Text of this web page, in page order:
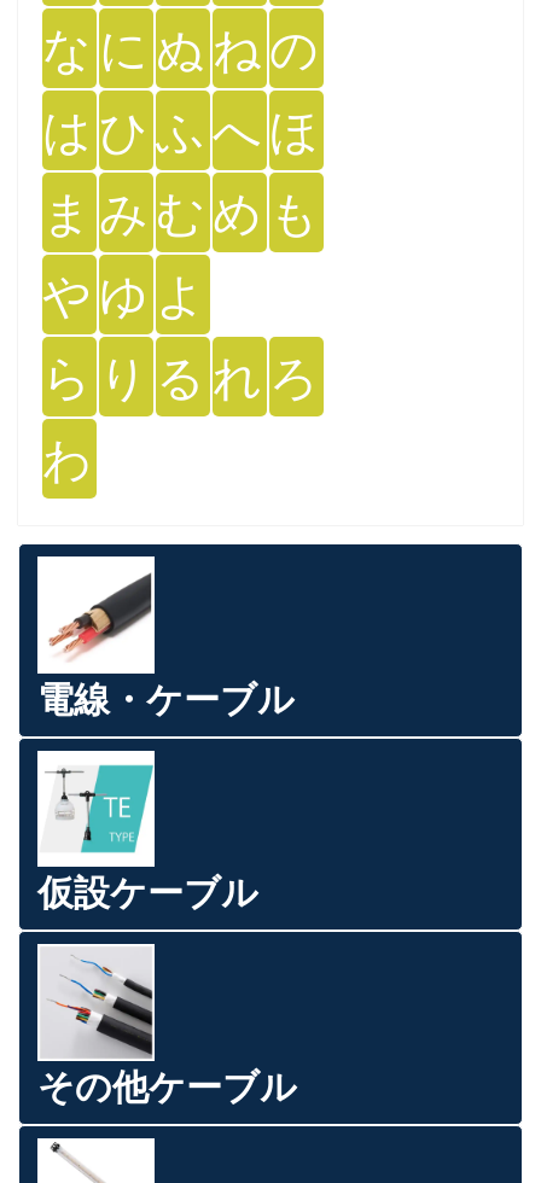
な に ぬ ねの
は ひふへほ
ま み むめ も
や ゆ よ
ら り る れ ろ
わ
電線・ケーブル
仮設ケーブル
その他ケーブル